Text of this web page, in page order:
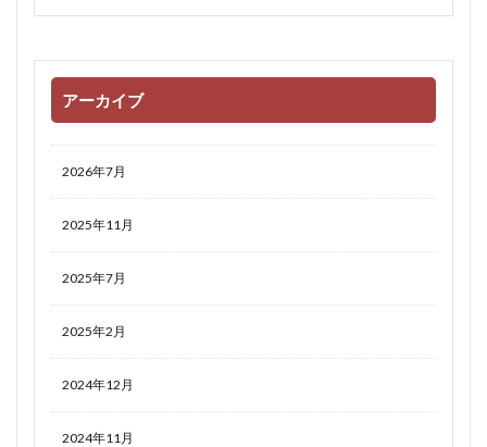
アーカイブ
2026年7月
2025年11月
2025年7月
2025年2月
2024年12月
2024年11月